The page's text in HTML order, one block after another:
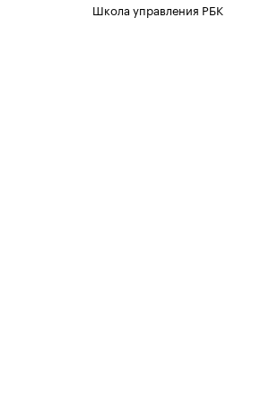
Школа управления РБК